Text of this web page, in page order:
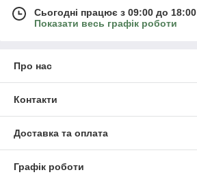
Сьогодні працює з 09:00 до 18:00
Показати весь графік роботи
Про нас
Контакти
Доставка та оплата
Графік роботи